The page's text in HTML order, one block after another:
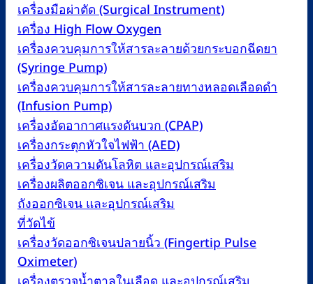
เครื่องมือผ่าตัด (Surgical Instrument)
เครื่อง High Flow Oxygen
เครื่องควบคุมการให้สารละลายด้วยกระบอกฉีดยา
(Syringe Pump)
เครื่องควบคุมการให้สารละลายทางหลอดเลือดดำ
(Infusion Pump)
เครื่องอัดอากาศแรงดันบวก (CPAP)
เครื่องกระตุกหัวใจไฟฟ้า (AED)
เครื่องวัดความดันโลหิต และอุปกรณ์เสริม
เครื่องผลิตออกซิเจน และอุปกรณ์เสริม
ถังออกซิเจน และอุปกรณ์เสริม
ที่วัดไข้
เครื่องวัดออกซิเจนปลายนิ้ว (Fingertip Pulse
Oximeter)